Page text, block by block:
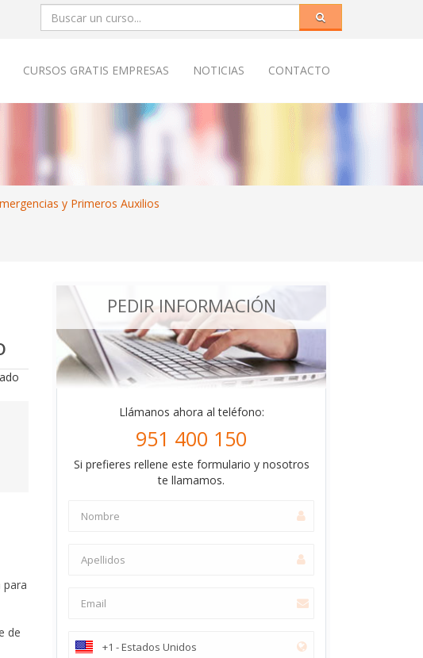
CURSOS GRATIS EMPRESAS NOTICIAS CONTACTO
y Primeros Auxilios
de
PEDIR INFORMACIÓN
Llámanos ahora al teléfono:
951 400 150
Si prefieres rellene este formulario y nosotros
te llamamos.